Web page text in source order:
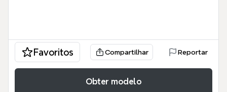
Favoritos Compartilhar Reportar
Obter modelo